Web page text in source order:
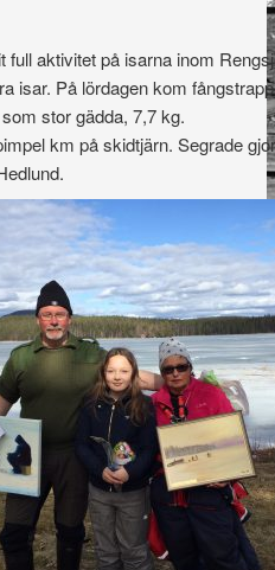
full aktivitet på isarna inom
isar. På lördagen kom
stor gädda, 7,7 kg.
km på skidtjärn. Segrade